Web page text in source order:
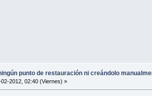
punto de restauración ni creándolo
2012, 02:40 (Viernes) »